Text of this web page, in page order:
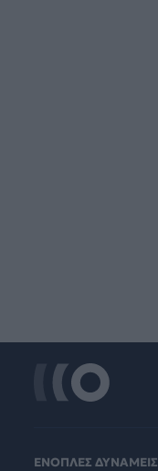
ΕΝΟΠΛΕΣ ΔΥΝΑΜΕΙΣ